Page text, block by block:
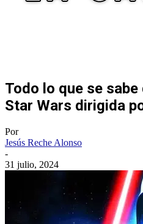
Todo lo que se
Star Wars dirigida
Por
Jesús Reche Alonso
-
31 julio, 2024